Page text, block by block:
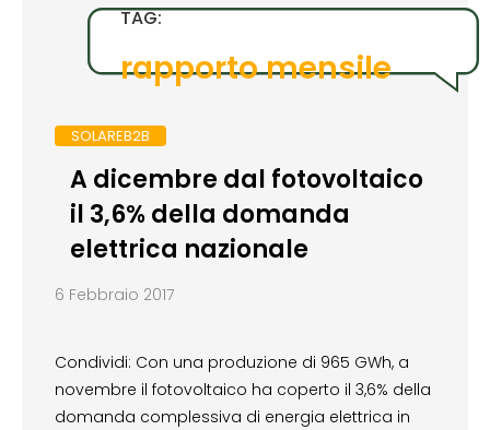
TAG:
rapporto mensile
SOLAREB2B
A dicembre dal fotovoltaico
il 3,6% della domanda
elettrica nazionale
6 Febbraio 2017
Condividi: Con una produzione di 965 GWh, a
novembre il fotovoltaico ha coperto il 3,6% della
domanda complessiva di energia elettrica in